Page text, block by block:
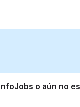
o aún no